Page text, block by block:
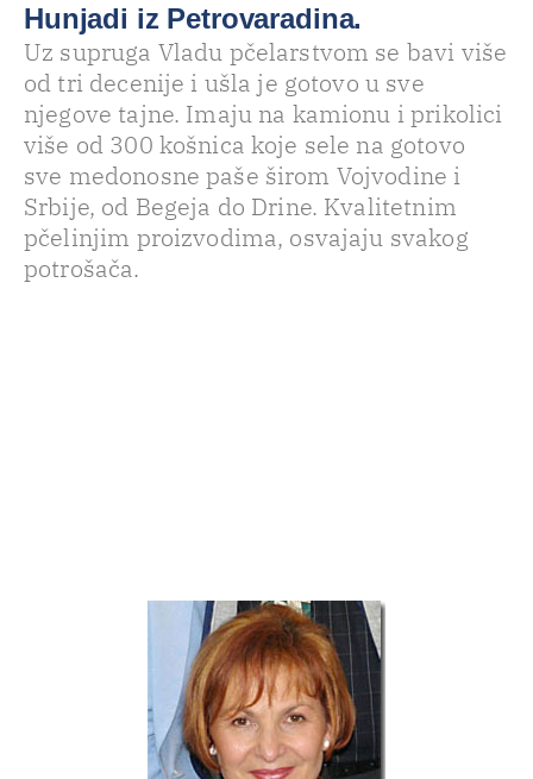
Hunjadi iz Petrovaradina.
Uz supruga Vladu pčelarstvom se bavi više
od tri decenije i ušla je gotovo u sve
njegove tajne. Imaju na kamionu i prikolici
više od 300 košnica koje sele na gotovo
sve medonosne paše širom Vojvodine i
Srbije, od Begeja do Drine. Kvalitetnim
pčelinjim proizvodima, osvajaju svakog
potrošača.